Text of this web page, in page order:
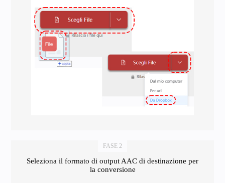
FASE 2
Seleziona il formato di output AAC di destinazione per
la conversione